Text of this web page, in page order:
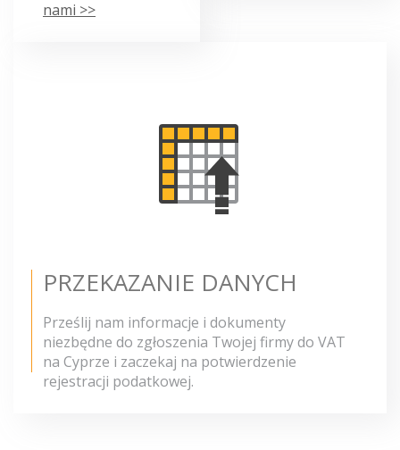
nami >>
PRZEKAZANIE DANYCH
Prześlij nam informacje i dokumenty
niezbędne do zgłoszenia Twojej firmy do VAT
na Cyprze i zaczekaj na potwierdzenie
rejestracji podatkowej.